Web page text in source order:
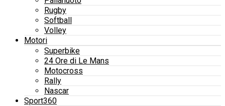
Rugby
Softball
Volley
Motori
Superbike
24 Ore di Le Mans
Motocross
Rally
Nascar
Sport360